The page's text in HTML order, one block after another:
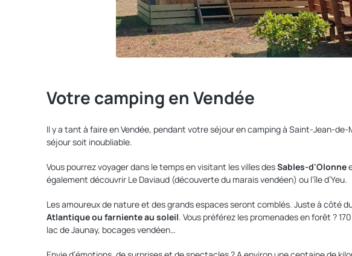
Votre camping en Vendée
Il y a tant à faire en Vendée, pendant votre séjour en camping à Saint-Jean-de-
séjour soit inoubliable.
Vous pourrez voyager dans le temps en visitant les villes desSables-d'Olonne
également découvrir Le Daviaud (découverte du marais vendéen) ou l’île d’Yeu.
Les amoureux de nature et des grands espaces seront comblés. Juste à côté
Atlantique ou farniente au soleil. Vous préférez les promenades en forêt ?
lac de Jaunay, bocages vendéen…